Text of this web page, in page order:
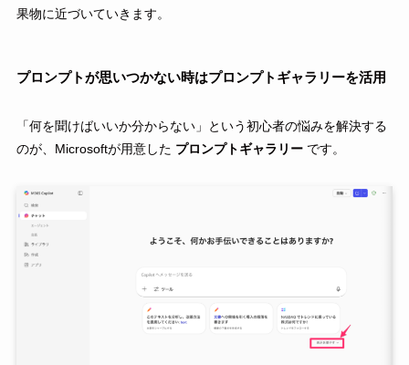
果物に近づいていきます。
プロンプトが思いつかない時はプロンプトギャラリーを活用
「何を聞けばいいか分からない」という初心者の悩みを解決する
のが、Microsoftが用意した プロンプトギャラリーです。